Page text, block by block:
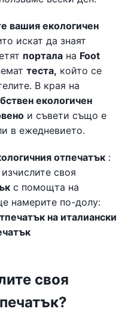
вашия екологичен
искат да знаят
портала на Foot
теста, който се
В края на
екологичен
и съвети също е
в ежедневието.
отпечатък :
своя
с помощта на
намерите по-долу:
на италиански
своя